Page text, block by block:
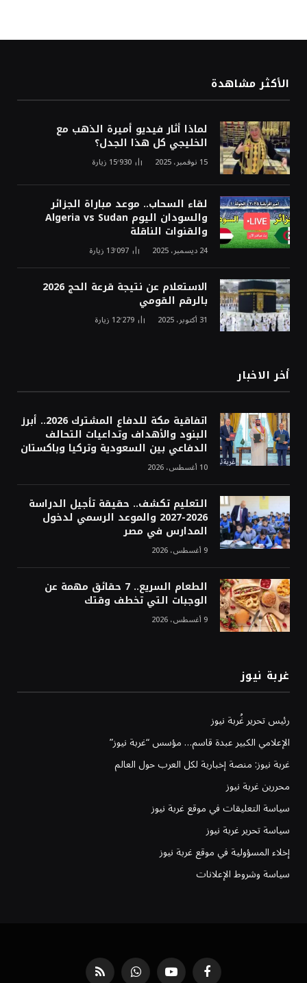
الأكثر مشاهدة
لماذا أثار فيديو أميرة الذهب مع
الخليجي كل هذا الجدل؟
15 نوفمبر، 2025 15٬930 زيارة
لقاء السحاب.. موعد مباراة الجزائر
والسودان اليوم Algeria vs Sudan
والقنوات الناقلة
24 ديسمبر، 2025 13٬097 زيارة
الاستعلام عن نتيجة قرعة الحج 2026
بالرقم القومي
31 أكتوبر، 2025 12٬279 زيارة
أخر الاخبار
اتفاقية مكة للدفاع المشترك 2026.. أبرز
البنود والأهداف وتداعيات التحالف
الدفاعي بين السعودية وتركيا وباكستان
10 أغسطس، 2026
التعليم تكشف.. حقيقة تأجيل الدراسة
2026-2027 والموعد الرسمي لدخول
المدارس في مصر
9 أغسطس، 2026
الطعام السريع.. 7 حقائق مهمة عن
الوجبات التي تخطف وقتك
9 أغسطس، 2026
غربة نيوز
رئيس تحرير غُربة نيوز
الإعلامي الكبير عبدة قاسم… مؤسس “غربة نيوز”
غربة نيوز: منصة إخبارية لكل العرب حول العالم
محررين غربة نيوز
سياسة التعليقات في موقع غربة نيوز
سياسة تحرير غربة نيوز
إخلاء المسؤولية في موقع غربة نيوز
سياسة وشروط الإعلانات
فيسبوك يوتيوب واتساب RSS